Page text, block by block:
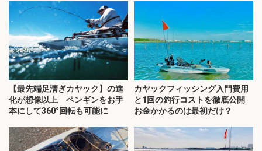
【最先端足漕ぎカヤック】の進
化が想像以上 ペンギンをお手
本にして360°回転も可能に
カヤックフィッシング入門費用
と1回の釣行コストを徹底公開
お金かかるのは最初だけ？